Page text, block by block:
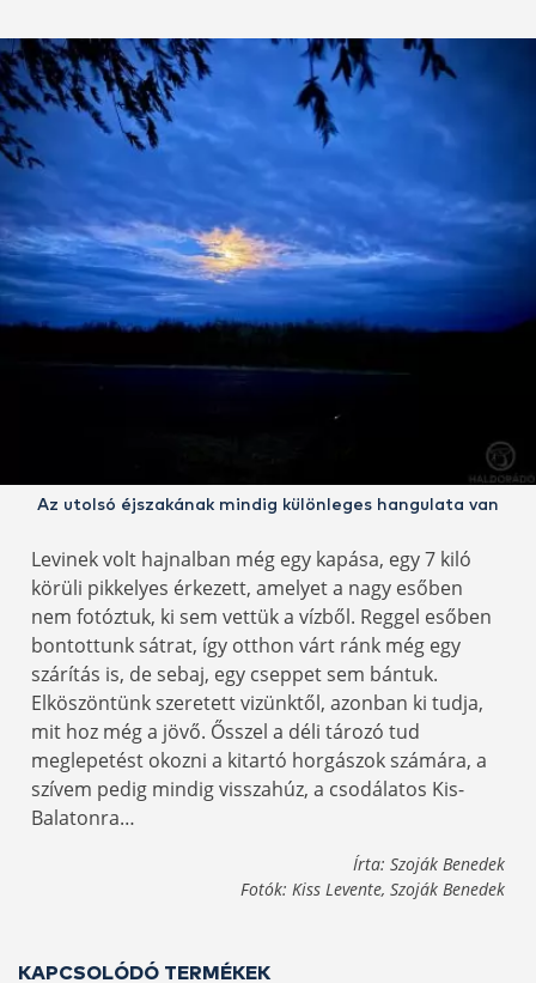
Az utolsó éjszakának mindig különleges hangulata van
Levinek volt hajnalban még egy kapása, egy 7 kiló
körüli pikkelyes érkezett, amelyet a nagy esőben
nem fotóztuk, ki sem vettük a vízből. Reggel esőben
bontottunk sátrat, így otthon várt ránk még egy
szárítás is, de sebaj, egy cseppet sem bántuk.
Elköszöntünk szeretett vizünktől, azonban ki tudja,
mit hoz még a jövő. Ősszel a déli tározó tud
meglepetést okozni a kitartó horgászok számára, a
szívem pedig mindig visszahúz, a csodálatos Kis-
Balatonra…
Írta: Szoják Benedek
Fotók: Kiss Levente, Szoják Benedek
KAPCSOLÓDÓ TERMÉKEK